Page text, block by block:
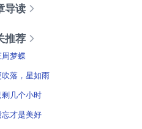
导读
推荐
周梦蝶
吹落，星如雨
剩几个小时
忘才是美好